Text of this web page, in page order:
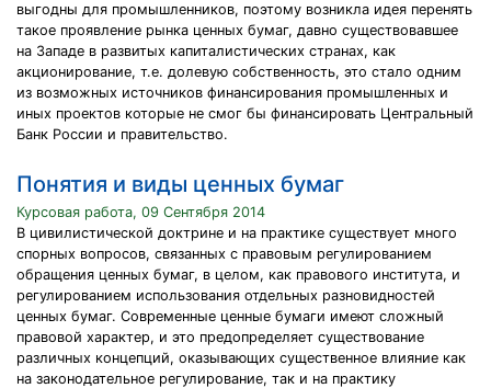
выгодны для промышленников, поэтому возникла идея перенять
такое проявление рынка ценных бумаг, давно существовавшее
на Западе в развитых капиталистических странах, как
акционирование, т.е. долевую собственность, это стало одним
из возможных источников финансирования промышленных и
иных проектов которые не смог бы финансировать Центральный
Банк России и правительство.
Понятия и виды ценных бумаг
Курсовая работа, 09 Сентября 2014
В цивилистической доктрине и на практике существует много
спорных вопросов, связанных с правовым регулированием
обращения ценных бумаг, в целом, как правового института, и
регулированием использования отдельных разновидностей
ценных бумаг. Современные ценные бумаги имеют сложный
правовой характер, и это предопределяет существование
различных концепций, оказывающих существенное влияние как
на законодательное регулирование, так и на практику